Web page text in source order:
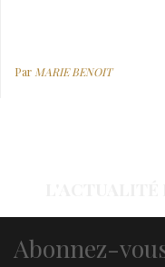
Par MARIE BENOIT
Abonnez-